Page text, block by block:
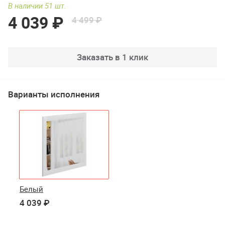
В наличии 51 шт.
4 039 ₽ 4 499 ₽
Заказать в 1 клик
Варианты исполнения
Белый
4 039 ₽